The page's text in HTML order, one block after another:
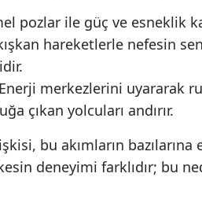
pozlar ile güç ve esneklik
hareketlerle nefesin
merkezlerini uyararak
çıkan yolcuları andırır.
bu akımların
deneyimi farklıdır; bu